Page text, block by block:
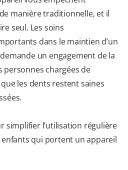
manière traditionnelle, et il
seul. Les soins
dans le maintien d’un
un engagement de la
personnes chargées de
les dents restent saines
simplifier l’utilisation régulière
qui portent un appareil